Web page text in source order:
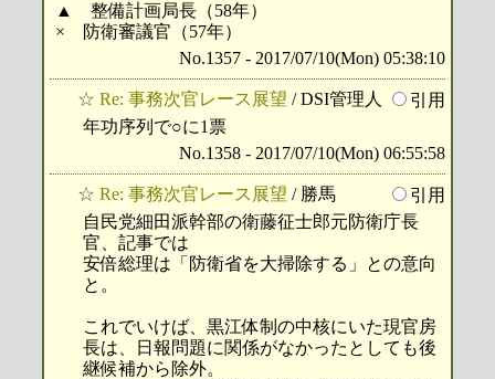
▲ 整備計画局長（58年）
× 防衛審議官（57年）
No.1357 - 2017/07/10(Mon) 05:38:10
☆ Re: 事務次官レース展望 / DSI管理人
引用
年功序列で○に1票
No.1358 - 2017/07/10(Mon) 06:55:58
☆ Re: 事務次官レース展望 / 勝馬
引用
自民党細田派幹部の衛藤征士郎元防衛庁長
官、記事では
安倍総理は「防衛省を大掃除する」との意向
と。
これでいけば、黒江体制の中核にいた現官房
長は、日報問題に関係がなかったとしても後
継候補から除外。